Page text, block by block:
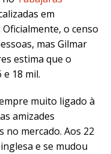
em
Oficialmente, o censo
mas Gilmar
estima que o
18 mil.
muito ligado à
amizades
no mercado. Aos 22
e se mudou